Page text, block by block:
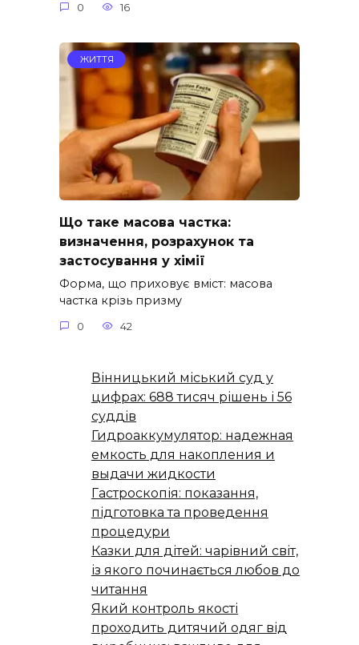
0 16
ЖИТТЯ
Що таке масова частка:
визначення, розрахунок та
застосування у хімії
Форма, що приховує вміст: масова
частка крізь призму
0 42
Вінницький міський суд у
цифрах: 688 тисяч рішень і 56
суддів
Гидроаккумулятор: надежная
емкость для накопления и
выдачи жидкости
Гастроскопія: показання,
підготовка та проведення
процедури
Казки для дітей: чарівний світ,
із якого починається любов до
читання
Який контроль якості
проходить дитячий одяг від